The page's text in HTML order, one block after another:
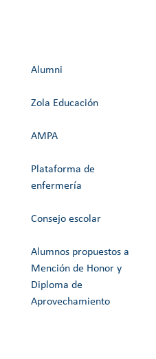
Alumni
Zola Educación
AMPA
Plataforma de
enfermería
Consejo escolar
Alumnos propuestos a
Mención de Honor y
Diploma de
Aprovechamiento